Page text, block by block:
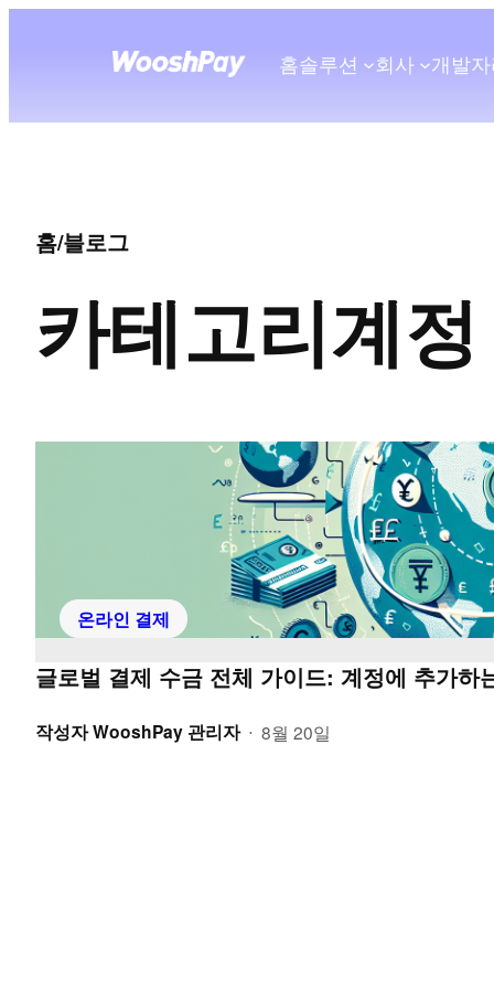
홈솔루션 회사 개발자
홈/블로그
카테고리계정
온라인 결제
글로벌 결제 수금 전체 가이드: 계정에 추가하
작성자WooshPay 관리자 • 8월 20일